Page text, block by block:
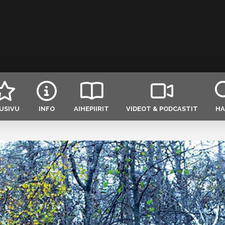
INFO AIHEPIIRIT VIDEOT & PODCASTIT